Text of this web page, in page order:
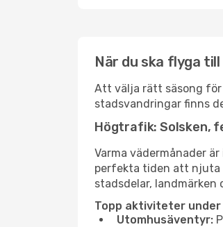
När du ska flyga
Att välja rätt säsong för
stadsvandringar finns
Högtrafik: Solsken,
Varma vädermånader
perfekta tiden att njuta
stadsdelar,
Topp aktiviteter under
Utomhusäventyr: